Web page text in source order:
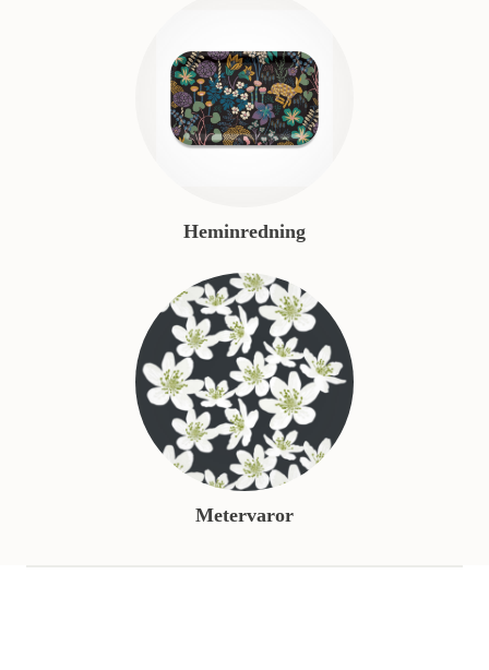
Heminredning
Metervaror